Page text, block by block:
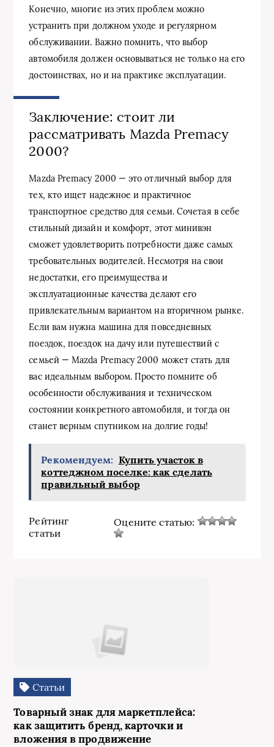
Конечно, многие из этих проблем можно
устранить при должном уходе и регулярном
обслуживании. Важно помнить, что выбор
автомобиля должен основываться не только на его
достоинствах, но и на практике эксплуатации.
Заключение: стоит ли
рассматривать Mazda Premacy
2000?
Mazda Premacy 2000 — это отличный выбор для
тех, кто ищет надежное и практичное
транспортное средство для семьи. Сочетая в себе
стильный дизайн и комфорт, этот минивэн
сможет удовлетворить потребности даже самых
требовательных водителей. Несмотря на свои
недостатки, его преимущества и
эксплуатационные качества делают его
привлекательным вариантом на вторичном рынке.
Если вам нужна машина для повседневных
поездок, поездок на дачу или путешествий с
семьей — Mazda Premacy 2000 может стать для
вас идеальным выбором. Просто помните об
особенности обслуживания и техническом
состоянии конкретного автомобиля, и тогда он
станет верным спутником на долгие годы!
Рекомендуем: Купить участок в
коттеджном поселке: как сделать
правильный выбор
Рейтинг
статьи
Оцените статью:
Статьи
Товарный знак для маркетплейса:
как защитить бренд, карточки и
вложения в продвижение